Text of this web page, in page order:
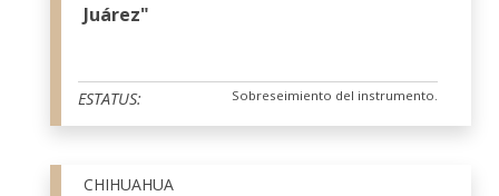
Juárez"
ESTATUS: Sobreseimiento del instrumento.
CHIHUAHUA